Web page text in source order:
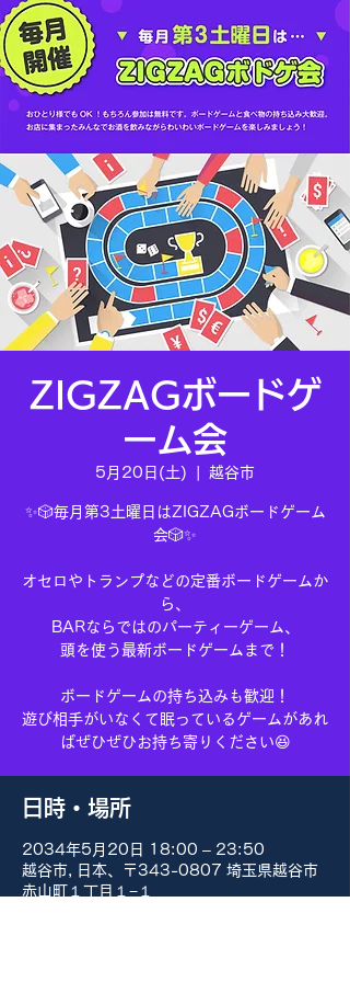
ZIGZAGボードゲ
ーム会
5月20日(土) 越谷市
✨🎲毎月第3土曜日はZIGZAGボードゲーム
会🎲✨
オセロやトランプなどの定番ボードゲームか
ら、
BARならではのパーティーゲーム、
頭を使う最新ボードゲームまで！
ボードゲームの持ち込みも歓迎！
遊び相手がいなくて眠っているゲームがあれ
ばぜひぜひお持ち寄りください😆
日時・場所
2034年5月20日 18:00 – 23:50
越谷市, 日本、〒343-0807 埼玉県越谷市
赤山町１丁目１−１